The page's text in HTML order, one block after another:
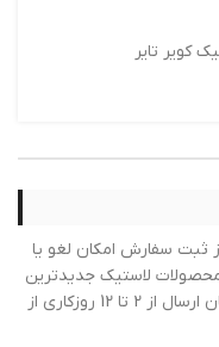
کویر تایر
ثبت سفارش امکان لغو یا
لاستیک جدیدترین
گل تولیدی شرکت ارسال می شود - مدت زمان ارسال از 2 تا 12 روزکاری از